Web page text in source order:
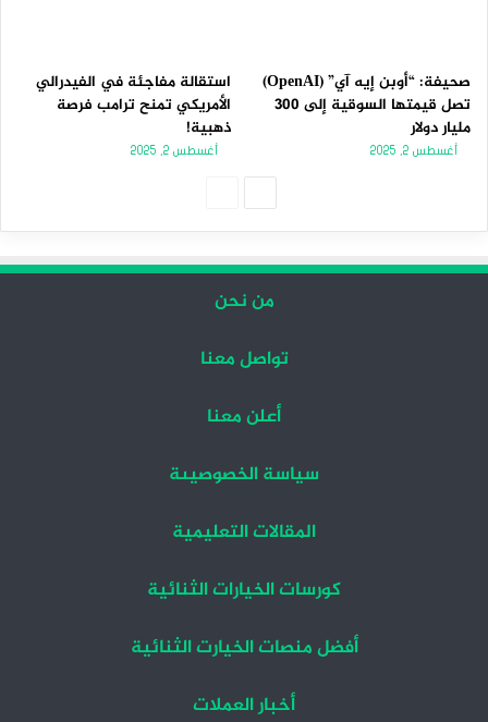
صحيفة: “أوبن إيه آي” (OpenAI)
تصل قيمتها السوقية إلى 300
مليار دولار
أغسطس 2, 2025
استقالة مفاجئة في الفيدرالي
الأمريكي تمنح ترامب فرصة
ذهبية!
أغسطس 2, 2025
من نحن
تواصل معنا
أعلن معنا
سياسة الخصوصيىة
المقالات التعليمية
كورسات الخيارات الثنائية
أفضل منصات الخيارت الثنائية
أخبار العملات